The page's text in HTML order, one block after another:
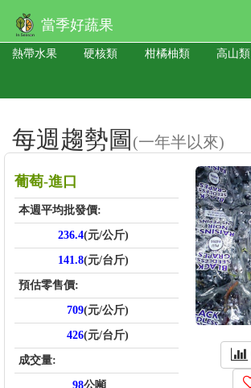
當季好蔬果
熱帶水果 硬核類 柑橘柚類 高山類
每週趨勢圖 (一年半以來)
葡萄-進口
本週平均批發價:
236.4(元/公斤)
141.8(元/台斤)
預估零售價:
709(元/公斤)
426(元/台斤)
成交量:
98公噸